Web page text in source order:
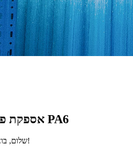
אספקת פוטוריה חוט מברשת PA6
שלום, בואו להתייעץ עם המוצרים שלנו!